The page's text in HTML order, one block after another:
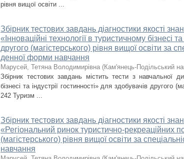
рівня вищої освіти ...
Збірник тестових завдань діагностики якості
«Інноваційні технології в туристичному бізнесі
другого (магістерського) рівня вищої освіти за
денної форми навчання
Марусей, Тетяна Володимирівна (Кам'янець-Подільський
Збірник тестових завдань містить тести з навчальної
бізнесі та індустрії гостинності» для здобувачів другого
242 Туризм ...
Збірник тестових завдань діагностики якості
«Регіональний ринок туристично-рекреаційних
(магістерського) рівня вищої освіти за
навчання